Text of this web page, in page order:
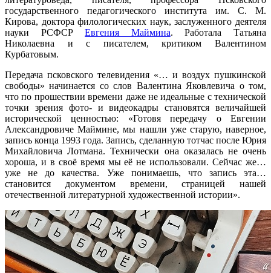
государственного педагогического института им. С. М.
Кирова, доктора филологических наук, заслуженного деятеля
науки РСФСРЕвгения Маймина. Работала Татьяна
Николаевна и с писателем, критиком Валентином
Курбатовым.
Передача псковского телевидения «… и воздух пушкинской
свободы» начинается со слов Валентина Яковлевича о том,
что по прошествии времени даже не идеальные с технической
точки зрения фото- и видеокадры становятся величайшей
исторической ценностью: «Готовя передачу о Евгении
Александровиче Маймине, мы нашли уже старую, наверное,
запись конца 1993 года. Запись, сделанную тотчас после Юрия
Михайловича Лотмана. Технически она оказалась не очень
хороша, и в своё время мы её не использовали. Сейчас же…
уже не до качества. Уже понимаешь, что запись эта…
становится документом времени, страницей нашей
отечественной литературной художественной истории».